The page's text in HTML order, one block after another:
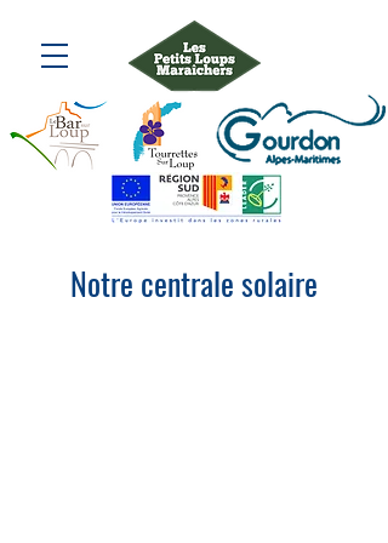
Notre centrale solaire